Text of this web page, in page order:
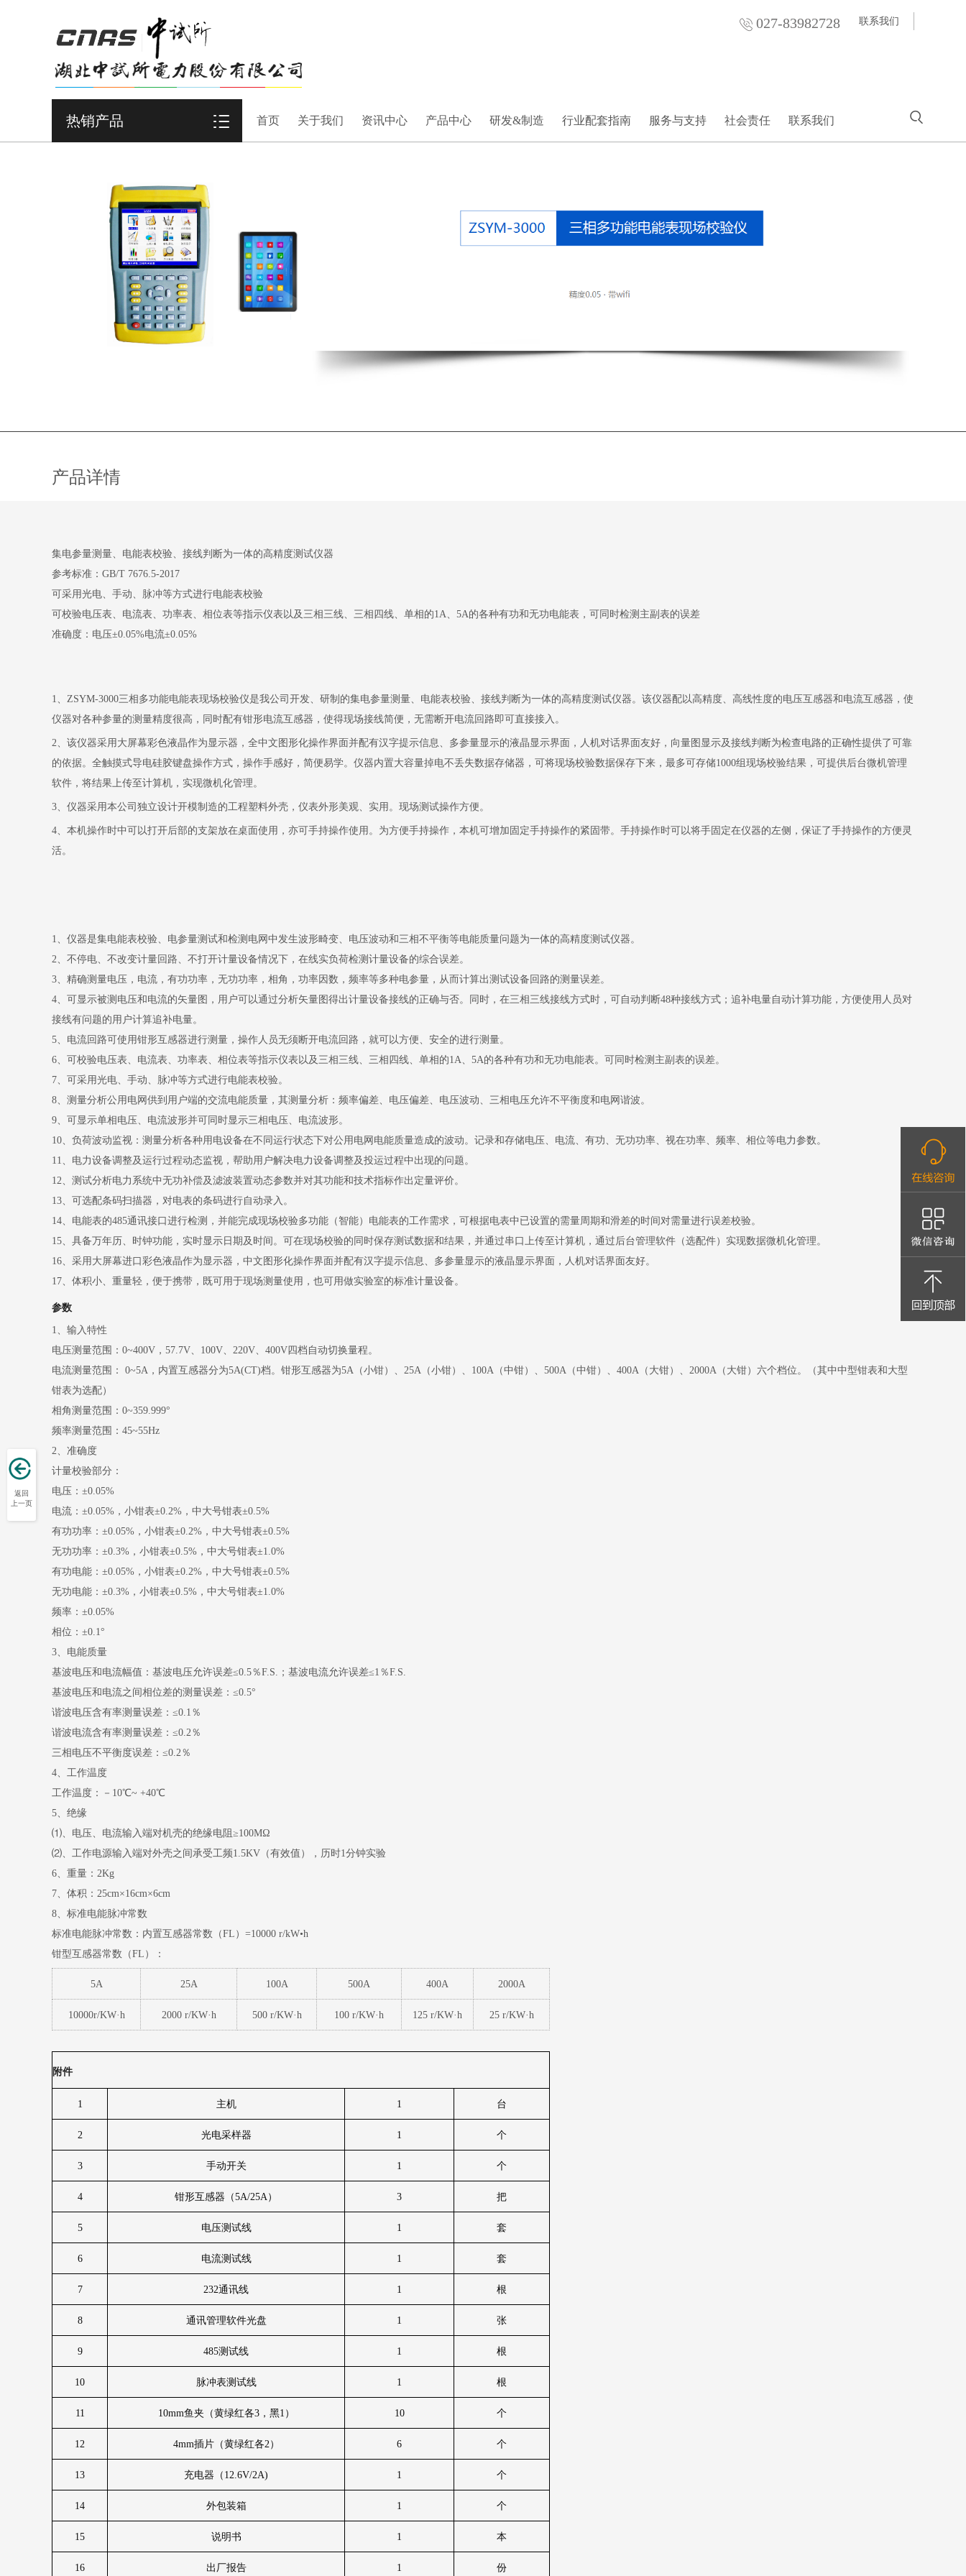
027-83982728 联系我们
热销产品 首页 关于我们 资讯中心 产品中心 研发&制造 行业配套指南 服务与支持 社会责任 联系我们
产品详情
集电参量测量、电能表校验、接线判断为一体的高精度测试仪器
参考标准：GB/T 7676.5-2017
可采用光电、手动、脉冲等方式进行电能表校验
可校验电压表、电流表、功率表、相位表等指示仪表以及三相三线、三相四线、单相的1A、5A的各种有功和无功电能表，可同时检测主副表的误差
准确度：电压±0.05%电流±0.05%
1 ZSYM-3000三相多功能电能表现场校验仪是我公司开发、研制的集电参量测量、电能表校验、接线判断为一体的高精度测试仪器。该仪器配以高精度、高线性度的电压互感器和电流互感器，使
仪器对各种参量的测量精度很高，同时配有钳形电流互感器，使得现场接线简便，无需断开电流回路即可直接接入。
2 、该仪器采用大屏幕彩色液晶作为显示器，全中文图形化操作界面并配有汉字提示信息、多参量显示的液晶显示界面，人机对话界面友好，向量图显示及接线判断为检查电路的正确性提供了可靠
的依据。全触摸式导电硅胶键盘操作方式，操作手感好，简便易学。仪器内置大容量掉电不丢失数据存储器，可将现场校验数据保存下来，最多可存储1000组现场校验结果，可提供后台微机管理
软件，将结果上传至计算机，实现微机化管理。
3 、仪器采用本公司独立设计开模制造的工程塑料外壳，仪表外形美观、实用。现场测试操作方便。
4 、本机操作时中可以打开后部的支架放在桌面使用，亦可手持操作使用。为方便手持操作，本机可增加固定手持操作的紧固带。手持操作时可以将手固定在仪器的左侧，保证了手持操作的方便灵
活。
1、仪器是集电能表校验、电参量测试和检测电网中发生波形畸变、电压波动和三相不平衡等电能质量问题为一体的高精度测试仪器。
2、不停电、不改变计量回路、不打开计量设备情况下，在线实负荷检测计量设备的综合误差。
3、精确测量电压，电流，有功功率，无功功率，相角，功率因数，频率等多种电参量，从而计算出测试设备回路的测量误差。
4、可显示被测电压和电流的矢量图，用户可以通过分析矢量图得出计量设备接线的正确与否。同时，在三相三线接线方式时，可自动判断48种接线方式；追补电量自动计算功能，方便使用人员对
接线有问题的用户计算追补电量。
5、电流回路可使用钳形互感器进行测量，操作人员无须断开电流回路，就可以方便、安全的进行测量。
6、可校验电压表、电流表、功率表、相位表等指示仪表以及三相三线、三相四线、单相的1A、5A的各种有功和无功电能表。可同时检测主副表的误差。
7、可采用光电、手动、脉冲等方式进行电能表校验。
8、测量分析公用电网供到用户端的交流电能质量，其测量分析：频率偏差、电压偏差、电压波动、三相电压允许不平衡度和电网谐波。
9、可显示单相电压、电流波形并可同时显示三相电压、电流波形。
10、负荷波动监视：测量分析各种用电设备在不同运行状态下对公用电网电能质量造成的波动。记录和存储电压、电流、有功、无功功率、视在功率、频率、相位等电力参数。
11、电力设备调整及运行过程动态监视，帮助用户解决电力设备调整及投运过程中出现的问题。
12、测试分析电力系统中无功补偿及滤波装置动态参数并对其功能和技术指标作出定量评价。
13、可选配条码扫描器，对电表的条码进行自动录入。
14、电能表的485通讯接口进行检测，并能完成现场校验多功能（智能）电能表的工作需求，可根据电表中已设置的需量周期和滑差的时间对需量进行误差校验。
15、具备万年历、时钟功能，实时显示日期及时间。可在现场校验的同时保存测试数据和结果，并通过串口上传至计算机，通过后台管理软件（选配件）实现数据微机化管理。
16、采用大屏幕进口彩色液晶作为显示器，中文图形化操作界面并配有汉字提示信息、多参量显示的液晶显示界面，人机对话界面友好。
17、体积小、重量轻，便于携带，既可用于现场测量使用，也可用做实验室的标准计量设备。
参数
1、输入特性
电压测量范围：0~400V，57.7V、100V、220V、400V四档自动切换量程。
电流测量范围： 0~5A，内置互感器分为5A(CT)档。钳形互感器为5A（小钳）、25A（小钳）、100A（中钳）、500A（中钳）、400A（大钳）、2000A（大钳）六个档位。（其中中型钳表和大型
钳表为选配）
相角测量范围：0~359.999°
频率测量范围：45~55Hz
2、准确度
计量校验部分：
电压：±0.05%
电流：±0.05%，小钳表±0.2%，中大号钳表±0.5%
有功功率：±0.05%，小钳表±0.2%，中大号钳表±0.5%
无功功率：±0.3%，小钳表±0.5%，中大号钳表±1.0%
有功电能：±0.05%，小钳表±0.2%，中大号钳表±0.5%
无功电能：±0.3%，小钳表±0.5%，中大号钳表±1.0%
频率：±0.05%
相位：±0.1°
3、电能质量
基波电压和电流幅值：基波电压允许误差≤0.5％F.S.；基波电流允许误差≤1％F.S.
基波电压和电流之间相位差的测量误差：≤0.5°
谐波电压含有率测量误差：≤0.1％
谐波电流含有率测量误差：≤0.2％
三相电压不平衡度误差：≤0.2％
4、工作温度
工作温度：－10℃~ +40℃
5、绝缘
⑴、电压、电流输入端对机壳的绝缘电阻≥100MΩ
⑵、工作电源输入端对外壳之间承受工频1.5KV（有效值），历时1分钟实验
6、重量：2Kg
7、体积：25cm×16cm×6cm
8、标准电能脉冲常数
标准电能脉冲常数：内置互感器常数（FL）=10000 r/kW•h
钳型互感器常数（FL）：
5A 25A 100A 500A 400A 2000A
10000r/KW·h 2000 r/KW·h 500 r/KW·h 100 r/KW·h 125 r/KW·h 25 r/KW·h
附件
1 主机 1 台
2 光电采样器 1 个
3 手动开关 1 个
4 钳形互感器（5A/25A ） 3 把
5 电压测试线 1 套
6 电流测试线 1 套
7 232通讯线 1 根
8 通讯管理软件光盘 1 张
9 485测试线 1 根
10 脉冲表测试线 1 根
11 10mm鱼夹（黄绿红各3，黑1 ） 10 个
12 4mm插片（黄绿红各2 ） 6 个
13 充电器（ 12.6V/2A) 1 个
14 外包装箱 1 个
15 说明书 1 本
16 出厂报告 1 份
返回
上一页